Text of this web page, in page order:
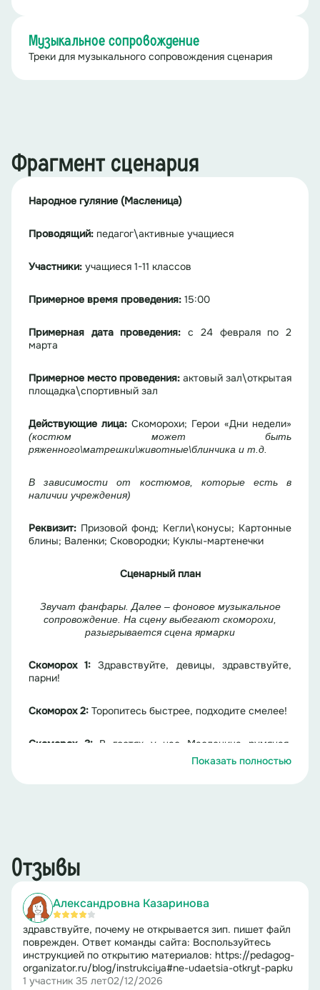
Музыкальное сопровождение
Треки для музыкального сопровождения сценария
Фрагмент сценария
Народное гуляние (Масленица)
Проводящий: педагог\активные учащиеся
Участники: учащиеся 1-11 классов
Примерное время проведения: 15:00
Примерная дата проведения: с 24 февраля по 2
марта
Примерное место проведения: актовый зал\открытая
площадка\спортивный зал
Действующие лица: Скоморохи; Герои «Дни недели»
(костюм может быть
ряженного\матрешки\животные\блинчика и т.д.
В зависимости от костюмов, которые есть в
наличии учреждения)
Реквизит: Призовой фонд; Кегли\конусы; Картонные
блины; Валенки; Сковородки; Куклы-мартенечки
Сценарный план
Звучат фанфары. Далее – фоновое музыкальное
сопровождение. На сцену выбегают скоморохи,
разыгрывается сцена ярмарки
Скоморох 1: Здравствуйте, девицы, здравствуйте,
парни!
Скоморох 2: Торопитесь быстрее, подходите смелее!
Скоморох 3: В гостях у нас Масленица румяная,
Скоморох 1
Скоморох 2:Семечки жареные, блинчики сладенькие.
Скоморох 3:Пряники, ватрушечки квасок
холодненький.
Показать полностью
Отзывы
Александровна Казаринова
здравствуйте, почему не открывается зип. пишет файл
поврежден. Ответ команды сайта: Воспользуйтесь
инструкцией по открытию материалов: https://pedagog-
organizator.ru/blog/instrukciya#ne-udaetsia-otkryt-papku
1 участник 35 лет02/12/2026